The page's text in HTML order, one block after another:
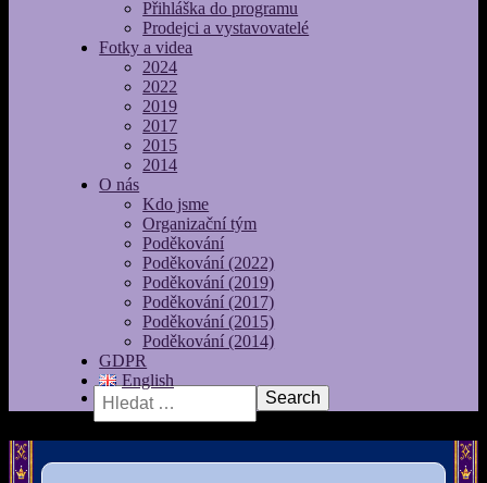
Přihláška do programu
Prodejci a vystavovatelé
Fotky a videa
2024
2022
2019
2017
2015
2014
O nás
Kdo jsme
Organizační tým
Poděkování
Poděkování (2022)
Poděkování (2019)
Poděkování (2017)
Poděkování (2015)
Poděkování (2014)
GDPR
English
Vyhledávání